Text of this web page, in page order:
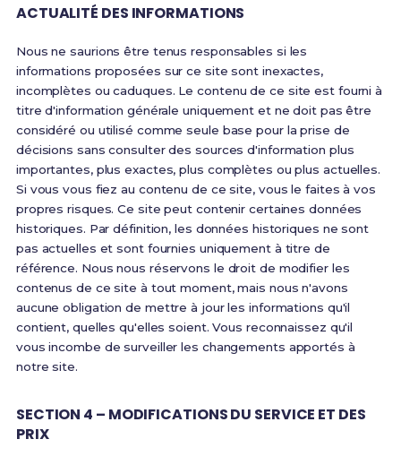
ACTUALITÉ DES INFORMATIONS
Nous ne saurions être tenus responsables si les
informations proposées sur ce site sont inexactes,
incomplètes ou caduques. Le contenu de ce site est fourni à
titre d'information générale uniquement et ne doit pas être
considéré ou utilisé comme seule base pour la prise de
décisions sans consulter des sources d'information plus
importantes, plus exactes, plus complètes ou plus actuelles.
Si vous vous fiez au contenu de ce site, vous le faites à vos
propres risques. Ce site peut contenir certaines données
historiques. Par définition, les données historiques ne sont
pas actuelles et sont fournies uniquement à titre de
référence. Nous nous réservons le droit de modifier les
contenus de ce site à tout moment, mais nous n'avons
aucune obligation de mettre à jour les informations qu'il
contient, quelles qu'elles soient. Vous reconnaissez qu'il
vous incombe de surveiller les changements apportés à
notre site.
SECTION 4 – MODIFICATIONS DU SERVICE ET DES
PRIX